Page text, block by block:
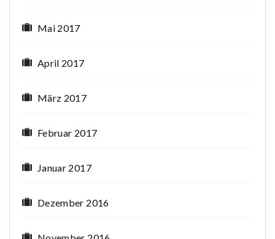
Mai 2017
April 2017
März 2017
Februar 2017
Januar 2017
Dezember 2016